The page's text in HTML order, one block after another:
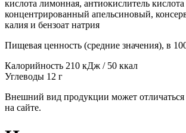
кислота лимонная, антиокислитель
концентрированный апельсиновый,
калия и бензоат натрия
Пищевая ценность (средние значения), в
Калорийность 210 кДж / 50 ккал
Углеводы 12 г
Внешний вид продукции может отличаться
на сайте.